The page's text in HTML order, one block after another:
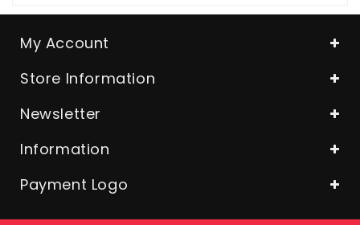
My Account
Store Information
Newsletter
Information
Payment Logo